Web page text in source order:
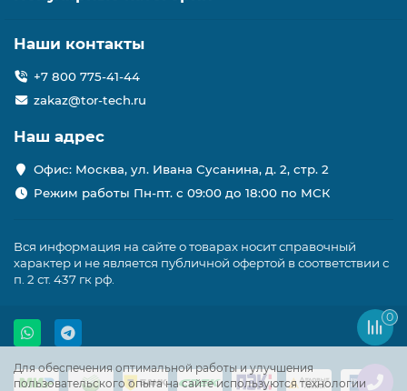
Для обеспечения оптимальной работы и улучшения
пользовательского опыта на сайте используются технологии
Наши контакты
+7 800 775-41-44
zakaz@tor-tech.ru
Наш адрес
Офис: Москва, ул. Ивана Сусанина, д. 2, стр. 2
Режим работы Пн-пт. с 09:00 до 18:00 по МСК
Вся информация на сайте о товарах носит справочный
характер и не является публичной офертой в соответствии с
п. 2 ст. 437 гк рф.
0